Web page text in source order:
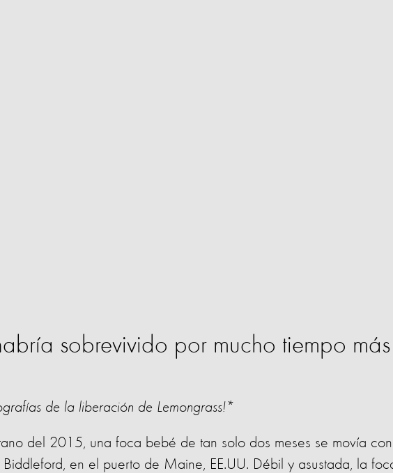
sobrevivido por mucho tiempo más
de la liberación de Lemongrass!*
del 2015, una foca bebé de tan solo dos meses se movía con
en el puerto de Maine, EE.UU. Débil y asustada, la